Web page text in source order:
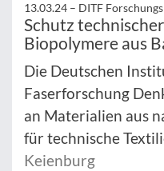
13.03.24 – DITF
Schutz
Biopolymere aus
Die Deutschen
Faserforschung
an Materialien aus
für technische
Keienburg